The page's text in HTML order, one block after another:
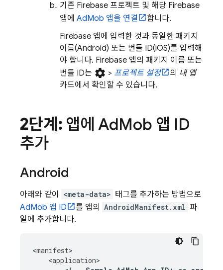
기존 Firebase 프로젝트 및 해당 Firebase
앱에 AdMob 앱을 연결
합니다.
Firebase 앱에 입력한 것과 동일한 패키지
이름(Android) 또는 번들 ID(iOS)를 입력해
야 합니다. Firebase 앱의 패키지 이름 또는
번들 ID는 settings > 프로젝트 설정 의 내 앱
카드에서 확인할 수 있습니다.
2단계: 앱에 AdMob 앱 ID
추가
Android
아래와 같이 <meta-data> 태그를 추가하는 방법으로
AdMob 앱 ID 를 앱의 AndroidManifest.xml 파
일에 추가합니다.
<manifest
<application